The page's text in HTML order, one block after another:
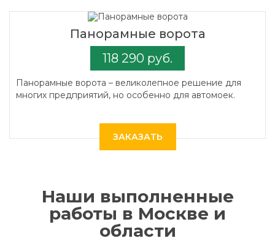
Панорамные ворота
118 290 руб.
Панорамные ворота – великолепное решение для
многих предприятий, но особенно для автомоек.
ЗАКАЗАТЬ
Наши выполненные
работы в Москве и
области